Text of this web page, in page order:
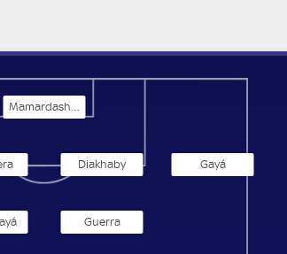
Diakhaby Gayá
Guerra